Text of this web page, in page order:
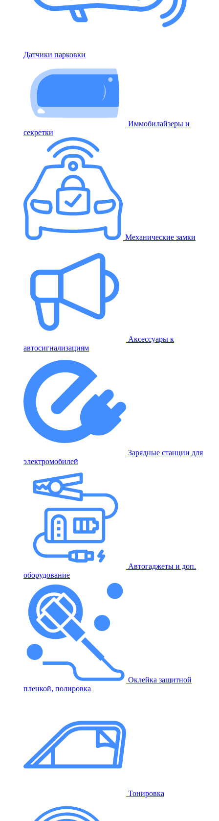
Датчики парковки
Иммобилайзеры и
секретки
Механические замки
Аксессуары к
автосигнализациям
Зарядные станции для
электромобилей
Автогаджеты и доп.
оборудование
Оклейка защитной
пленкой, полировка
Тонировка